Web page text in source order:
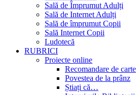
Sală de Împrumut Adulți
Sală de Internet Adulți
Sală de împrumut Copii
Sală Internet Copii
Ludotecă
RUBRICI
Proiecte online
Recomandare de carte
Povestea de la prânz
Știați că…